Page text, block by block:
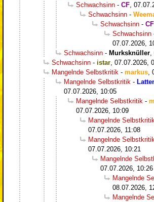
Schwachsinn - CF
Schwachsinn -
Schwachsinn - CF
Schwachsinn
07.07.2026,
Schwachsinn - Murksknüller
Schwachsinn - istar 07.07.2026,
Mangelnde Selbstkritik - markus
Mangelnde Selbstkritik -
07.07.2026, 10:05
Mangelnde Selbstkritik -
07.07.2026, 10:09
Mangelnde Selbstkritik
07.07.2026, 11:08
Mangelnde Selbstkritik
07.07.2026, 10:21
Mangelnde
07.07.2026, 10:26
Mangelnde
08.07.2026,
Mangelnde